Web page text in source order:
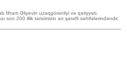
İlham Əliyevin uzaqgörənliyi və qətiyyəti,
son 200 illik tariximizin ən şərəfli səhifələrindəndir.